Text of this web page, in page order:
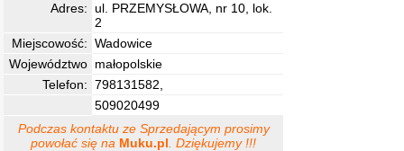
Adres: ul. PRZEMYSŁOWA, nr 10, lok.
2
Miejscowość: Wadowice
Województwo małopolskie
Telefon: 798131582,
509020499
Podczas kontaktu ze Sprzedającym prosimy
powołać się na Muku.pl . Dziękujemy !!!